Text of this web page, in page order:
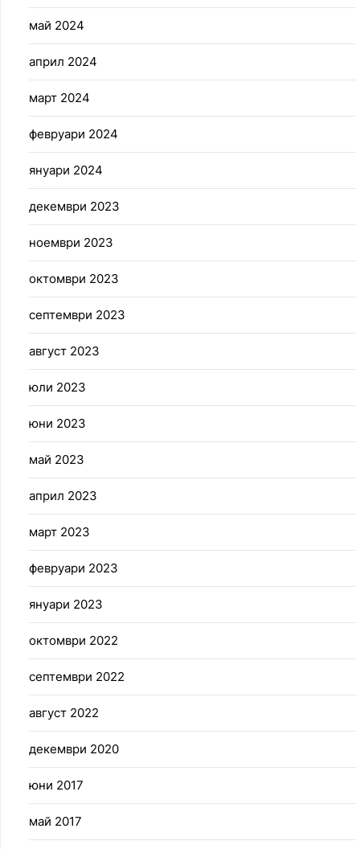
май 2024
април 2024
март 2024
февруари 2024
януари 2024
декември 2023
ноември 2023
октомври 2023
септември 2023
август 2023
юли 2023
юни 2023
май 2023
април 2023
март 2023
февруари 2023
януари 2023
октомври 2022
септември 2022
август 2022
декември 2020
юни 2017
май 2017